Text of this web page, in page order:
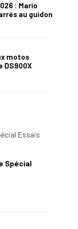
: Mario
au guidon
motos
DS900X
Spécial